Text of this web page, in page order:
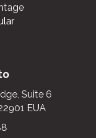
Suite 6
EUA